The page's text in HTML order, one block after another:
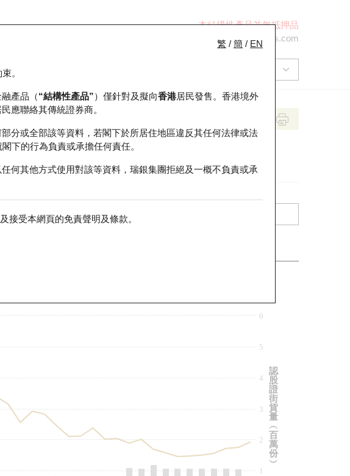
本結構性產品並無抵押品
ol-hkwarrants@ubs.com
繁 / 簡 / EN
。
產品（“結構性產品”）僅針對及擬向香港居民發售。香港境外
應聯絡其傳統證券商。
分或全部該等資料，若閣下於所居住地區違反其任何法律或法
下的行為負責或承擔任何責任。
何其他方式使用對該等資料，瑞銀集團拒絕及一概不負責或承
接受本網頁的免責聲明及條款。
1
2
3
4
5
6
認
股
證
街
貨
量
︵
百
萬
份
︶